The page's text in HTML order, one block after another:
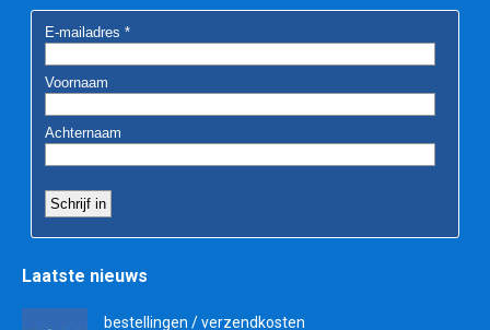
Laatste nieuws
bestellingen / verzendkosten